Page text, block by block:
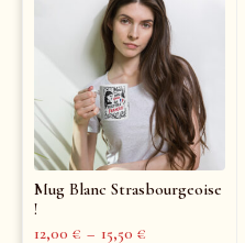
Mug Blanc Strasbourgeoise
!
12,00 € – 15,50 €